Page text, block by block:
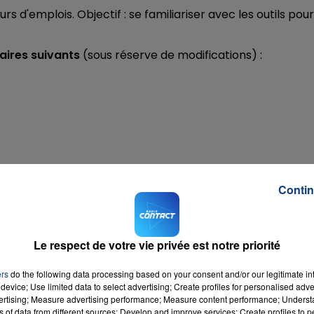
d'emplois. Objectif : se familiariser avec les outils pour
suivants (sous réserve de modifications) :
Le respect de votre vie privée est notre priorité
do the following data processing based on your consent and/or our legitimate
Use limited data to select advertising; Create profiles for personalised
Measure advertising performance; Measure content performance;
of data from different sources; Develop and improve services; Create profiles to